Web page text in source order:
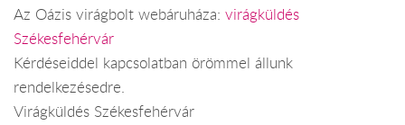
Az Oázis virágbolt webáruháza: virágküldés
Székesfehérvár
Kérdéseiddel kapcsolatban örömmel állunk
rendelkezésedre.
Virágküldés Székesfehérvár